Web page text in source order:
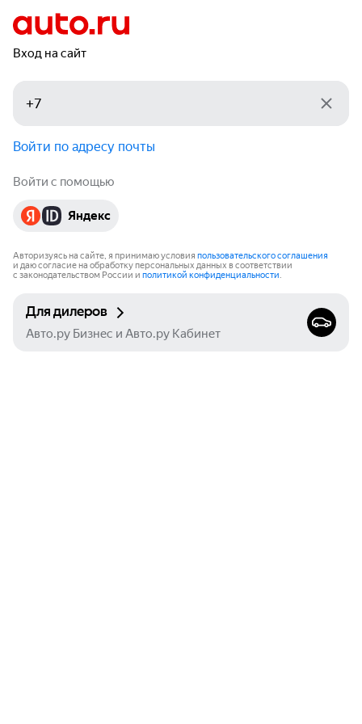
Вход на сайт
Войти по адресу почты
Войти с помощью
Яндекс
Авторизуясь на сайте, я принимаю условия пользовательского соглашения
и даю согласие на обработку персональных данных в соответствии
с законодательством России и политикой конфиденциальности.
Для дилеров
Авто.ру Бизнес и Авто.ру Кабинет